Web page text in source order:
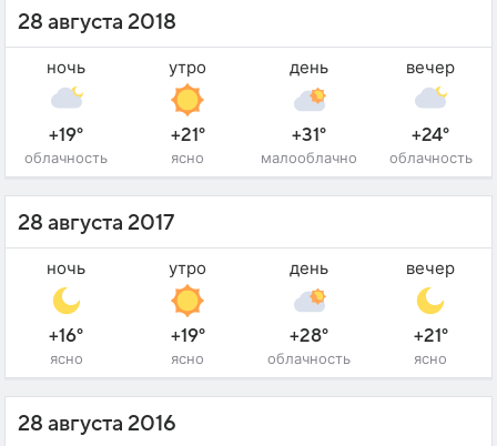
28 августа 2018
ночь
+19°
облачность
утро
+21°
ясно
день
+31°
малооблачно
вечер
+24°
облачность
28 августа 2017
ночь
+16°
ясно
утро
+19°
ясно
день
+28°
облачность
вечер
+21°
ясно
28 августа 2016